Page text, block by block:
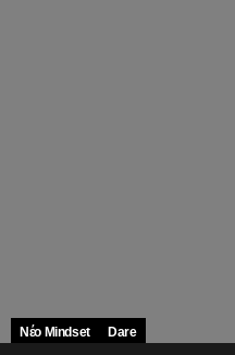
Νέο Mindset Dare